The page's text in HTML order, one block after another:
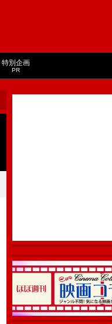
特別企画
PR